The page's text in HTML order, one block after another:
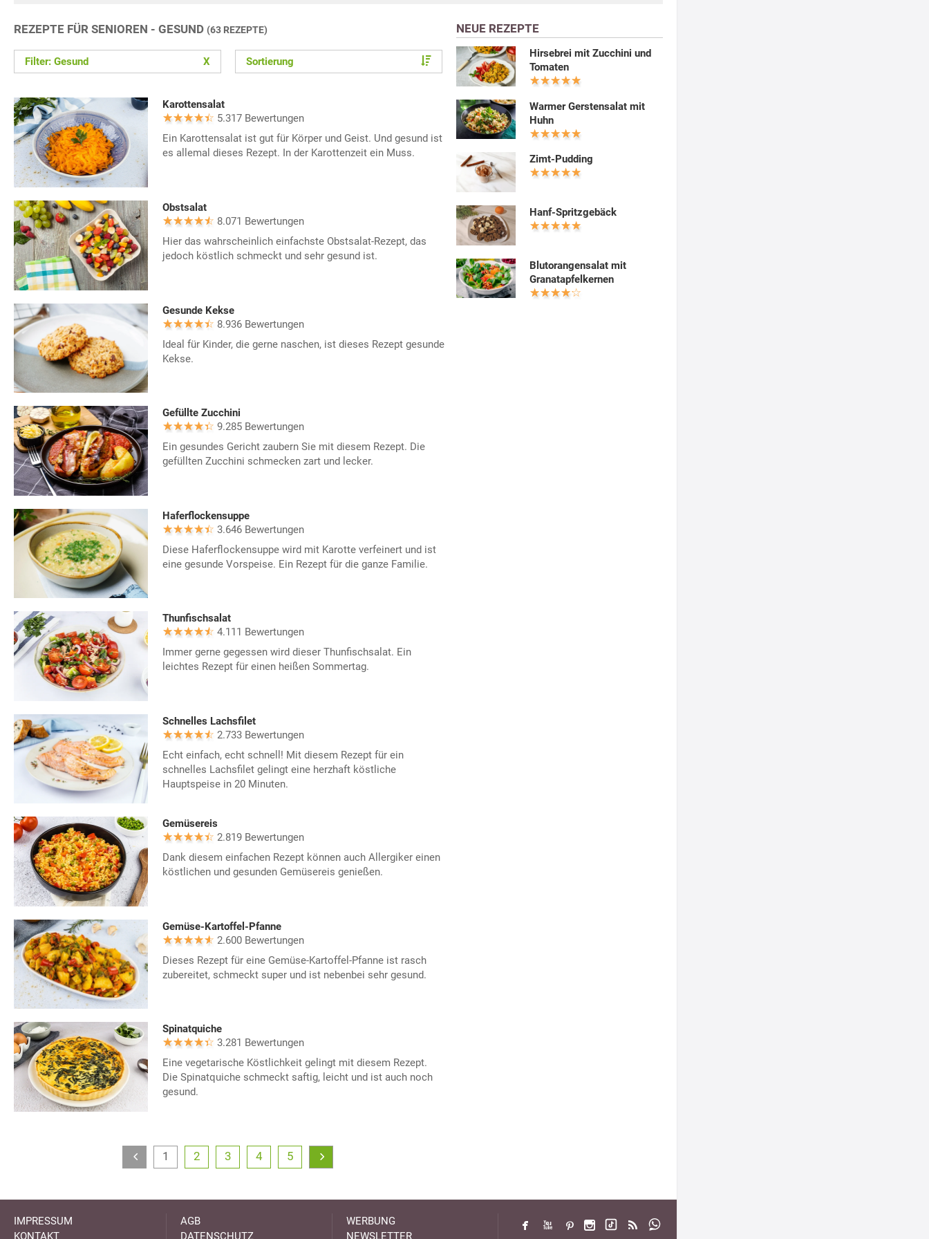
REZEPTE FÜR SENIOREN - GESUND (63 REZEPTE)
Filter: Gesund X Sortierung
Karottensalat
5.317 Bewertungen
Ein Karottensalat ist gut für Körper und Geist. Und gesund ist
es allemal dieses Rezept. In der Karottenzeit ein Muss.
Obstsalat
8.071 Bewertungen
Hier das wahrscheinlich einfachste Obstsalat-Rezept, das
jedoch köstlich schmeckt und sehr gesund ist.
Gesunde Kekse
8.936 Bewertungen
Ideal für Kinder, die gerne naschen, ist dieses Rezept gesunde
Kekse.
Gefüllte Zucchini
9.285 Bewertungen
Ein gesundes Gericht zaubern Sie mit diesem Rezept. Die
gefüllten Zucchini schmecken zart und lecker.
Haferflockensuppe
3.646 Bewertungen
Diese Haferflockensuppe wird mit Karotte verfeinert und ist
eine gesunde Vorspeise. Ein Rezept für die ganze Familie.
Thunfischsalat
4.111 Bewertungen
Immer gerne gegessen wird dieser Thunfischsalat. Ein
leichtes Rezept für einen heißen Sommertag.
Schnelles Lachsfilet
2.733 Bewertungen
Echt einfach, echt schnell! Mit diesem Rezept für ein
schnelles Lachsfilet gelingt eine herzhaft köstliche
Hauptspeise in 20 Minuten.
Gemüsereis
2.819 Bewertungen
Dank diesem einfachen Rezept können auch Allergiker einen
köstlichen und gesunden Gemüsereis genießen.
Gemüse-Kartoffel-Pfanne
2.600 Bewertungen
Dieses Rezept für eine Gemüse-Kartoffel-Pfanne ist rasch
zubereitet, schmeckt super und ist nebenbei sehr gesund.
Spinatquiche
3.281 Bewertungen
Eine vegetarische Köstlichkeit gelingt mit diesem Rezept.
Die Spinatquiche schmeckt saftig, leicht und ist auch noch
gesund.
1 2 3 4 5
NEUE REZEPTE
Hirsebrei mit Zucchini und
Tomaten
Warmer Gerstensalat mit
Huhn
Zimt-Pudding
Hanf-Spritzgebäck
Blutorangensalat mit
Granatapfelkernen
IMPRESSUM
KONTAKT
AGB
DATENSCHUTZ
WERBUNG
NEWSLETTER